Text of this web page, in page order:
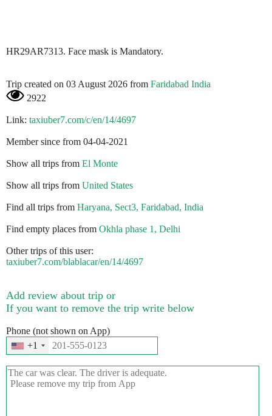
HR29AR7313. Face mask is Mandatory.
Trip created on 03 August 2026 from Faridabad India
2922
Link: taxiuber7.com/c/en/14/4697
Member since from 04-04-2021
Show all trips from El Monte
Show all trips from United States
Find all trips from Haryana, Sect3, Faridabad, India
Find empty places from Okhla phase 1, Delhi
Other trips of this user:
taxiuber7.com/blablacar/en/14/4697
Add review about trip or
If you want to remove the trip write below
Phone (not shown on App)
+1